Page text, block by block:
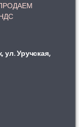
ул. Уручская,